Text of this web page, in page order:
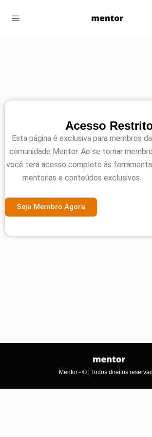
Acesso
Esta página é exclusiva para membros da
comunidade Mentor. Ao se tornar
você terá acesso completo às
mentorias e conteúdos exclusivos.
Seja Membro Agora
Mentor - © | Todos direitos